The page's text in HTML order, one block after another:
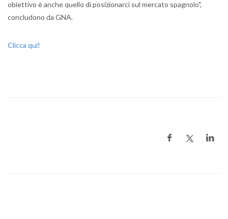
obiettivo è anche quello di posizionarci sul mercato spagnolo",
concludono da GNA.
Clicca qui!